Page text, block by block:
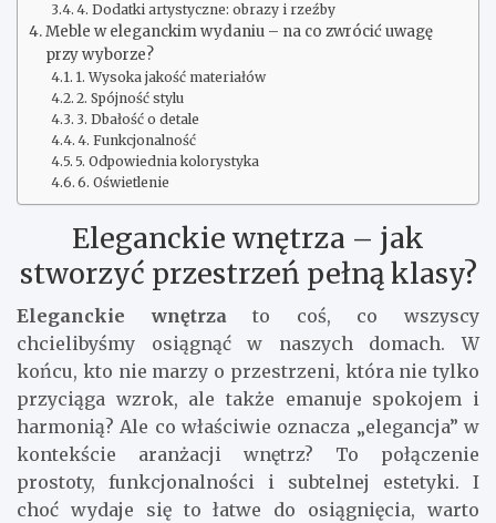
4. Dodatki artystyczne: obrazy i rzeźby
Meble w eleganckim wydaniu – na co zwrócić uwagę
przy wyborze?
1. Wysoka jakość materiałów
2. Spójność stylu
3. Dbałość o detale
4. Funkcjonalność
5. Odpowiednia kolorystyka
6. Oświetlenie
Eleganckie wnętrza – jak
stworzyć przestrzeń pełną klasy?
Eleganckie wnętrzato coś, co wszyscy
chcielibyśmy osiągnąć w naszych domach. W
końcu, kto nie marzy o przestrzeni, która nie tylko
przyciąga wzrok, ale także emanuje spokojem i
harmonią? Ale co właściwie oznacza „elegancja” w
kontekście aranżacji wnętrz? To połączenie
prostoty, funkcjonalności i subtelnej estetyki. I
choć wydaje się to łatwe do osiągnięcia, warto